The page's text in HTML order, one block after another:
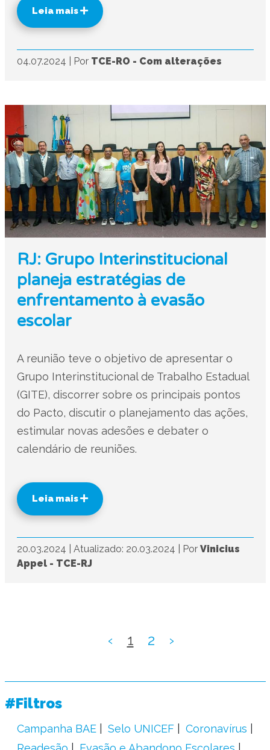
Leia mais
04.07.2024 Por TCE-RO - Com alterações
RJ: Grupo Interinstitucional
planeja estratégias de
enfrentamento à evasão
escolar
A reunião teve o objetivo de apresentar o
Grupo Interinstitucional de Trabalho Estadual
(GITE), discorrer sobre os principais pontos
do Pacto, discutir o planejamento das ações,
estimular novas adesões e debater o
calendário de reuniões.
Leia mais
20.03.2024 Atualizado: 20.03.2024 Por Vinicius
Appel - TCE-RJ
‹ 1 2 ›
#Filtros
Campanha BAE Selo UNICEF
Coronavírus